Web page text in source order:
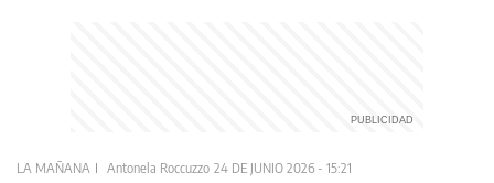
LA MAÑANA Antonela Roccuzzo 24 DE JUNIO 2026 - 15:21